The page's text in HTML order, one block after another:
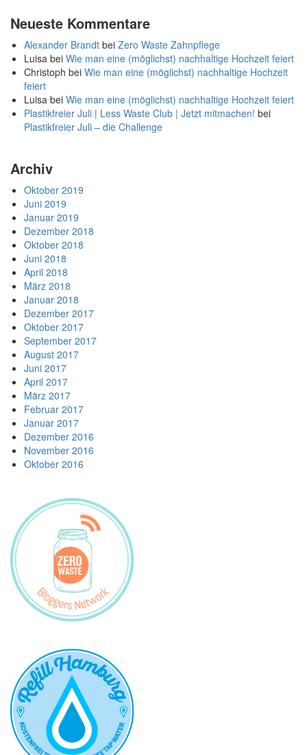
Neueste Kommentare
Alexander Brandt bei Zero Waste Zahnpflege
Luisa bei Wie man eine (möglichst) nachhaltige Hochzeit feiert
Christoph bei Wie man eine (möglichst) nachhaltige Hochzeit
feiert
Luisa bei Wie man eine (möglichst) nachhaltige Hochzeit feiert
Plastikfreier Juli | Less Waste Club | Jetzt mitmachen! bei
Plastikfreier Juli – die Challenge
Archiv
Oktober 2019
Juni 2019
Januar 2019
Dezember 2018
Oktober 2018
Juni 2018
April 2018
März 2018
Januar 2018
Dezember 2017
Oktober 2017
September 2017
August 2017
Juni 2017
April 2017
März 2017
Februar 2017
Januar 2017
Dezember 2016
November 2016
Oktober 2016